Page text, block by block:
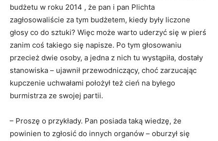
budżetu w roku 2014 , że pan i pan Plichta
zagłosowaliście za tym budżetem, kiedy były liczone
głosy co do sztuki? Więc może warto uderzyć się w pierś
zanim coś takiego się napisze. Po tym głosowaniu
przecież dwie osoby, a jedna z nich tu wystąpiła, dostały
stanowiska – ujawnił przewodniczący, choć zarzucając
kupczenie uchwałami położył też cień na byłego
burmistrza ze swojej partii.
– Proszę o przykłady. Pan posiada taką wiedzę, że
powinien to zgłosić do innych organów – oburzył się